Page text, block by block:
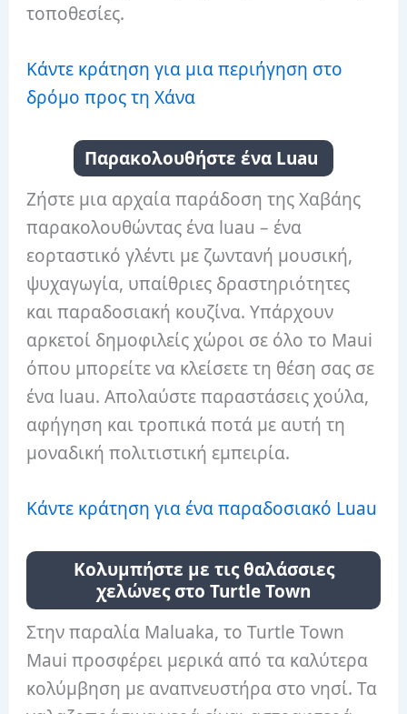
τοποθεσίες.
Κάντε κράτηση για μια περιήγηση στο
δρόμο προς τη Χάνα
Παρακολουθήστε ένα Luau
Ζήστε μια αρχαία παράδοση της Χαβάης
παρακολουθώντας ένα luau – ένα
εορταστικό γλέντι με ζωντανή μουσική,
ψυχαγωγία, υπαίθριες δραστηριότητες
και παραδοσιακή κουζίνα. Υπάρχουν
αρκετοί δημοφιλείς χώροι σε όλο το Maui
όπου μπορείτε να κλείσετε τη θέση σας σε
ένα luau. Απολαύστε παραστάσεις χούλα,
αφήγηση και τροπικά ποτά με αυτή τη
μοναδική πολιτιστική εμπειρία.
Κάντε κράτηση για ένα παραδοσιακό Luau
Κολυμπήστε με τις θαλάσσιες
χελώνες στο Turtle Town
Στην παραλία Maluaka, το Turtle Town
Maui προσφέρει μερικά από τα καλύτερα
κολύμβηση με αναπνευστήρα στο νησί. Τα